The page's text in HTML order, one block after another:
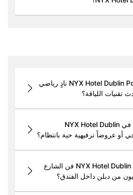
هل يوجد في NYX Hotel Dublin Portobello نادٍ رياضي
تقنيات اللياقة؟
هل يستضيف The Bar في NYX Hotel Dublin
هل يعرض NYX Hotel Dublin Portobello فن الشارع
من دبلن داخل الفندق؟